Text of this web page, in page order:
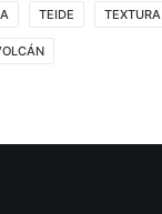
TEIDE TEXTURA